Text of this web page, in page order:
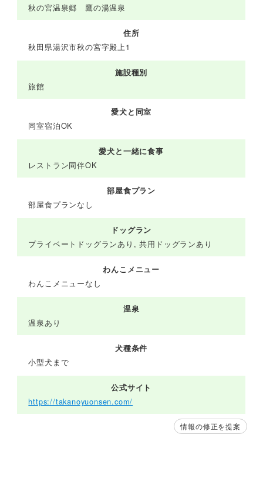
秋の宮温泉郷 鷹の湯温泉
住所
秋田県湯沢市秋の宮字殿上1
施設種別
旅館
愛犬と同室
同室宿泊OK
愛犬と一緒に食事
レストラン同伴OK
部屋食プラン
部屋食プランなし
ドッグラン
プライベートドッグランあり, 共用ドッグランあり
わんこメニュー
わんこメニューなし
温泉
温泉あり
犬種条件
小型犬まで
公式サイト
https://takanoyuonsen.com/
情報の修正を提案